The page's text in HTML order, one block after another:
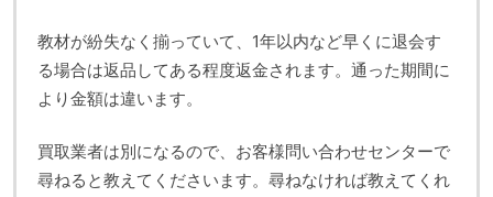
教材が紛失なく揃っていて、1年以内など早くに退会す
る場合は返品してある程度返金されます。通った期間に
より金額は違います。
買取業者は別になるので、お客様問い合わせセンターで
尋ねると教えてくださいます。尋ねなければ教えてくれ